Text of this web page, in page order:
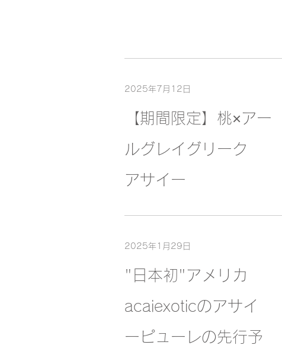
2025年7月12日
【期間限定】桃×アー
ルグレイグリーク
アサイー
2025年1月29日
"日本初"アメリカ
acaiexoticのアサイ
ーピューレの先行予